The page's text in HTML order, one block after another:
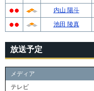
内山 陽斗
池田 陵真
放送予定
メディア
テレビ